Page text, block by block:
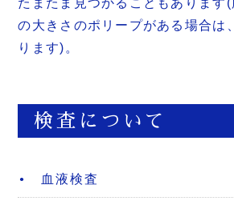
の大きさのポリープがある場合は
ります)。
検査について
血液検査